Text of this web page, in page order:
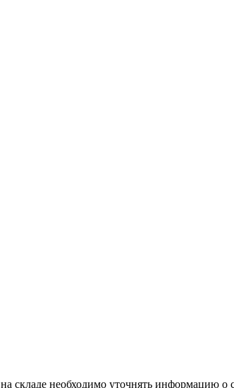
складе необходимо уточнять информацию о